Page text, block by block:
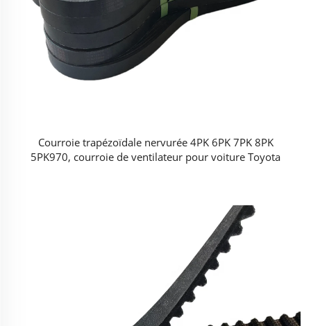
Courroie trapézoïdale nervurée 4PK 6PK 7PK 8PK
5PK970, courroie de ventilateur pour voiture Toyota